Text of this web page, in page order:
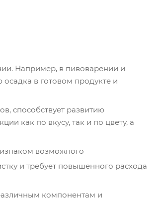
Например, в пивоварении и
в готовом продукте и
способствует развитию
как по вкусу, так и по цвету, а
возможного
и требует повышенного расхода
компонентам и